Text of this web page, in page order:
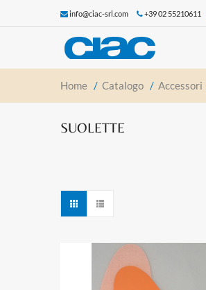
info@ciac-srl.com +39 02 55210611
Home / Catalogo / Accessori
SUOLETTE